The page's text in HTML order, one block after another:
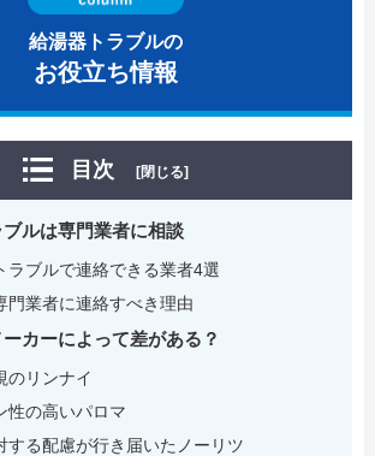
給湯器トラブルの
お役立ち情報
目次 [閉じる]
ルは専門業者に相談
ラブルで連絡できる業者4選
門業者に連絡すべき理由
カーによって差がある？
のリンナイ
性の高いパロマ
する配慮が行き届いたノーリツ